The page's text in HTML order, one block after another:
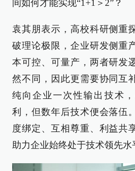
间如何才能实现“1+1＞2”？
袁其朋表示，高校科研侧重
破理论极限，企业研发侧重
本可控、可量产，两者研发
然不同，因此更需要协同互
纯向企业一次性输出技术
利，但数年后技术便会落伍
度绑定、互相尊重、利益共
助力企业始终处于技术领先水